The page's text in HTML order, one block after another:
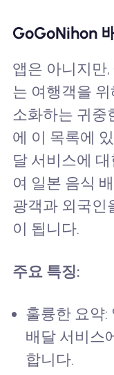
GoGoNihon
앱은 아니지만,
는 여행객을
소화하는 귀중
에 이 목록에
달 서비스에
여 일본 음식
광객과 외국인
이 됩니다.
주요 특징:
훌륭한 요약:
배달 서비스
합니다.